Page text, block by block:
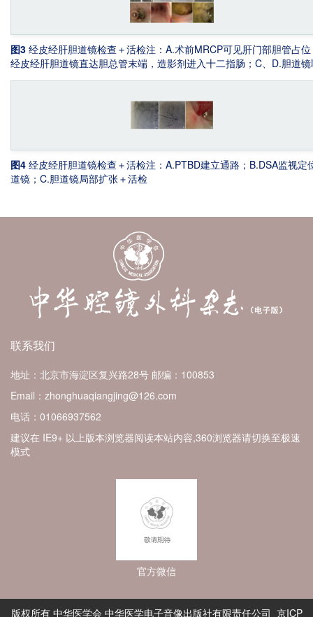
图3 经皮经肝胆道镜检查＋活检注：A.术前MRCP可见肝门部胆管占
经皮经肝胆道镜直达胆总管末端，造影剂进入十二指肠；C、D.胆道
图4 经皮经肝胆道镜检查＋活检注：A.PTBD建立通路；B.DSA监视定
道镜；C.胆道镜局部扩张＋活检
联系我们
地址：北京市海淀区复兴路28号 邮编：100853
Email：zhonghuaqiangjing@126.com
电话：01066937562
建议在 IE9+ 以上版本浏览器阅读本站内容,360浏览器请切换至极速
模式
官方微信
版权所有 中华医学会 中华医学电子音像出版社有限责任公司 京ICP